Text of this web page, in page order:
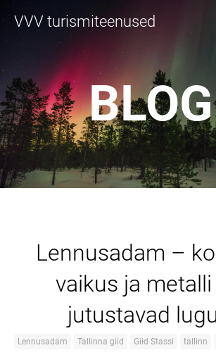
VVV turismiteenused
Lennusadam –
vaikus ja
jutustavad
Lennusadam Tallinna giid Giid Stassi tallinn